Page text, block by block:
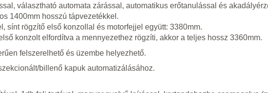
választható automata zárással, automatikus erőtanulással és
1400mm hosszú tápvezetékkel.
sínt rögzítő első konzollal és motorfejjel együtt: 3380mm.
konzolt elfordítva a mennyezethez rögzíti, akkor a teljes hossz 3360mm.
felszerelhető és üzembe helyezhető.
billenő kapuk automatizálásához.